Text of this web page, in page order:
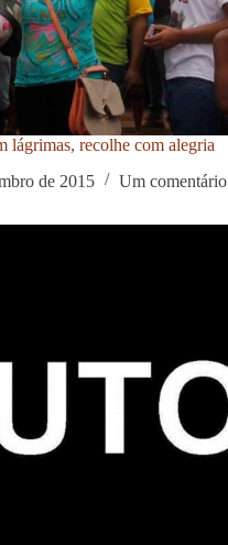
lágrimas, recolhe com alegria
de 2015
Um comentário